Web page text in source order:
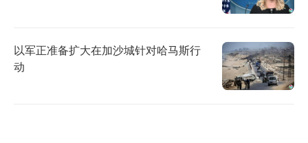
以军正准备扩大在加沙城针对哈马斯行
动